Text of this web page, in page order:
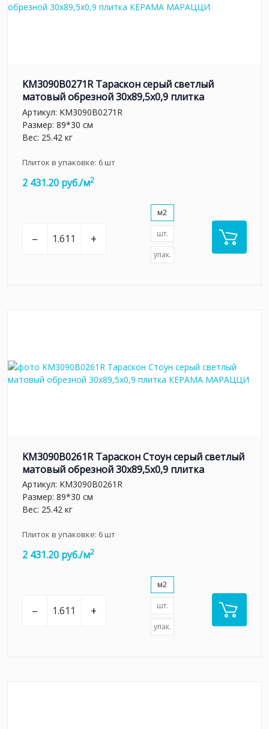
KM3090B0271R Тараскон серый светлый
матовый обрезной 30x89,5x0,9 плитка
Артикул: KM3090B0271R
Размер: 89*30 см
Вес: 25.42 кг
Плиток в упаковке: 6шт
2 431.20 руб./м2
– +
м2
шт.
упак.
KM3090B0261R Тараскон Стоун серый светлый
матовый обрезной 30x89,5x0,9 плитка
Артикул: KM3090B0261R
Размер: 89*30 см
Вес: 25.42 кг
Плиток в упаковке: 6шт
2 431.20 руб./м2
– +
м2
шт.
упак.